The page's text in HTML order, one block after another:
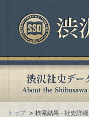
トップ 検索結果 - 社史詳細